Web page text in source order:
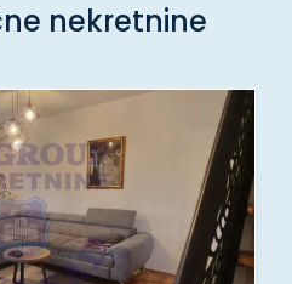
nekretnine